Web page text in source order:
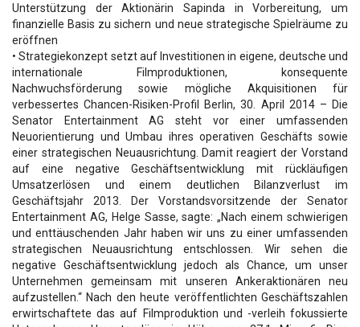
Unterstützung der Aktionärin Sapinda in Vorbereitung, um
finanzielle Basis zu sichern und neue strategische Spielräume zu
eröffnen
• Strategiekonzept setzt auf Investitionen in eigene, deutsche und
internationale Filmproduktionen, konsequente
Nachwuchsförderung sowie mögliche Akquisitionen für
verbessertes Chancen-Risiken-Profil Berlin, 30. April 2014 – Die
Senator Entertainment AG steht vor einer umfassenden
Neuorientierung und Umbau ihres operativen Geschäfts sowie
einer strategischen Neuausrichtung. Damit reagiert der Vorstand
auf eine negative Geschäftsentwicklung mit rückläufigen
Umsatzerlösen und einem deutlichen Bilanzverlust im
Geschäftsjahr 2013. Der Vorstandsvorsitzende der Senator
Entertainment AG, Helge Sasse, sagte: „Nach einem schwierigen
und enttäuschenden Jahr haben wir uns zu einer umfassenden
strategischen Neuausrichtung entschlossen. Wir sehen die
negative Geschäftsentwicklung jedoch als Chance, um unser
Unternehmen gemeinsam mit unseren Ankeraktionären neu
aufzustellen.“ Nach den heute veröffentlichten Geschäftszahlen
erwirtschaftete das auf Filmproduktion und -verleih fokussierte